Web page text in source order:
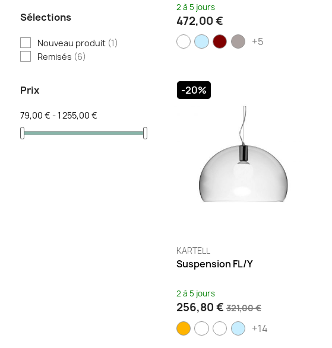
Fumé(2)
Gris chaud (1)
Marron(1)
Menthe(3)
Sélections
Nouveau produit (1)
Remisés (6)
Prix
79,00 € - 1 255,00 €
2 à 5 jours
472,00 €
+5
KARTELL
Suspension FL/Y
2 à 5 jours
256,80 €321,00 €
+14
-20%